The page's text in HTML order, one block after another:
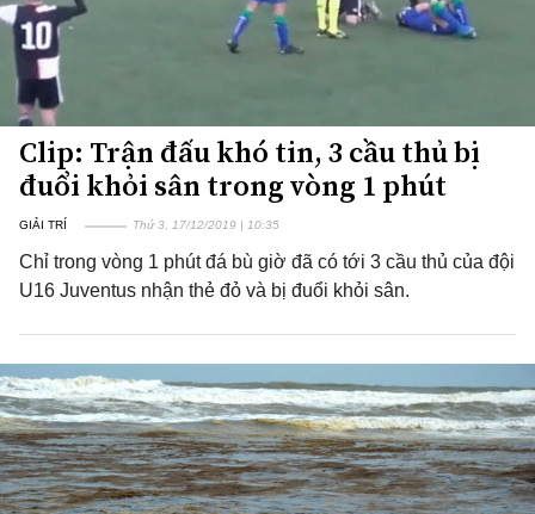
Clip: Trận đấu khó tin, 3 cầu thủ bị
đuổi khỏi sân trong vòng 1 phút
GIẢI TRÍ Thứ 3, 17/12/2019 | 10:35
Chỉ trong vòng 1 phút đá bù giờ đã có tới 3 cầu thủ của đội
U16 Juventus nhận thẻ đỏ và bị đuổi khỏi sân.